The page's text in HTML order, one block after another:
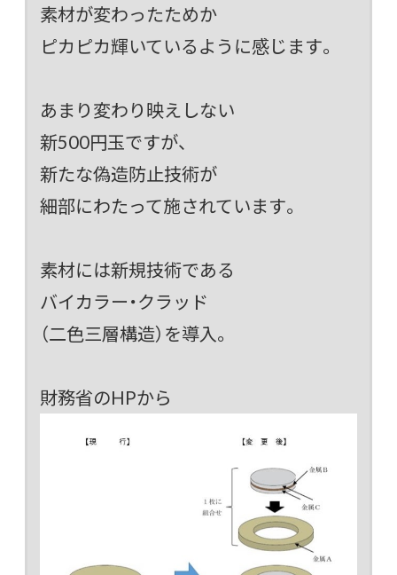
素材が変わったためか
ピカピカ輝いているように感じます。
あまり変わり映えしない
新500円玉ですが、
新たな偽造防止技術が
細部にわたって施されています。
素材には新規技術である
バイカラー・クラッド
（二色三層構造）を導入。
財務省のHPから